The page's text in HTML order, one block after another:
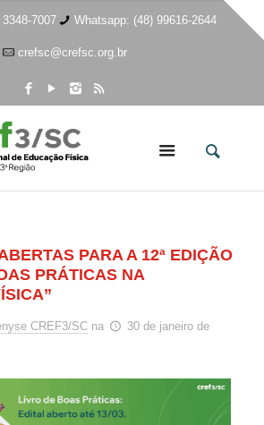
7007 Whatsapp: (48) 99616-2644
crefsc@crefsc.org.br
PARA A 12ª EDIÇÃO
PRÁTICAS NA
CREF3/SC na
30 de janeiro de